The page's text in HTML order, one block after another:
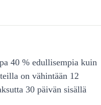
40 % edullisempia kuin
on vähintään 12
30 päivän sisällä